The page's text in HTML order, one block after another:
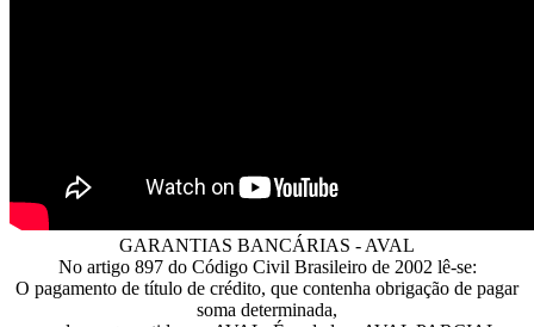
GARANTIAS BANCÁRIAS - AVAL
No artigo 897 do Código Civil Brasileiro de 2002 lê-se:
O pagamento de título de crédito, que contenha obrigação de pagar
soma determinada,